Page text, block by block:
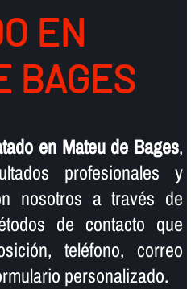
EN
BAGES
en Mateu de Bages,
profesionales y
nosotros a través de
de contacto que
teléfono, correo
personalizado.